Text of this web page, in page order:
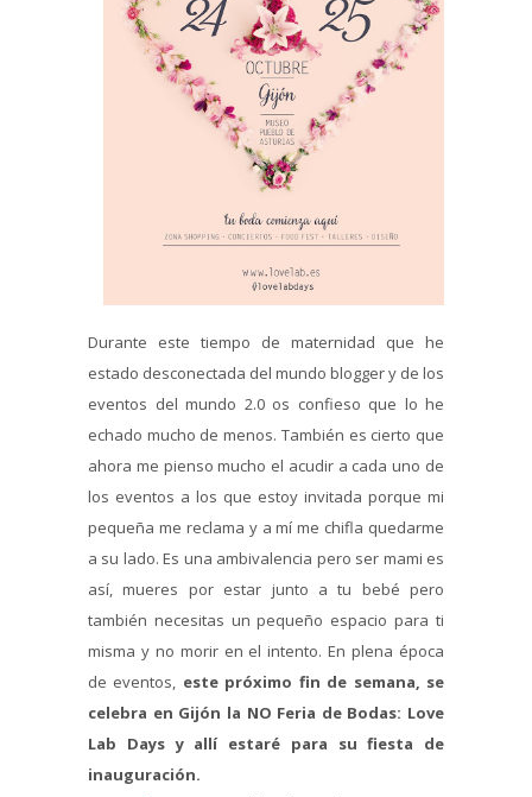
Durante este tiempo de maternidad que he
estado desconectada del mundo blogger y de los
eventos del mundo 2.0 os confieso que lo he
echado mucho de menos. También es cierto que
ahora me pienso mucho el acudir a cada uno de
los eventos a los que estoy invitada porque mi
pequeña me reclama y a mí me chifla quedarme
a su lado. Es una ambivalencia pero ser mami es
así, mueres por estar junto a tu bebé pero
también necesitas un pequeño espacio para ti
misma y no morir en el intento. En plena época
de eventos, este próximo fin de semana, se
celebra en Gijón la NO Feria de Bodas: Love
Lab Days y allí estaré para su fiesta de
inauguración.